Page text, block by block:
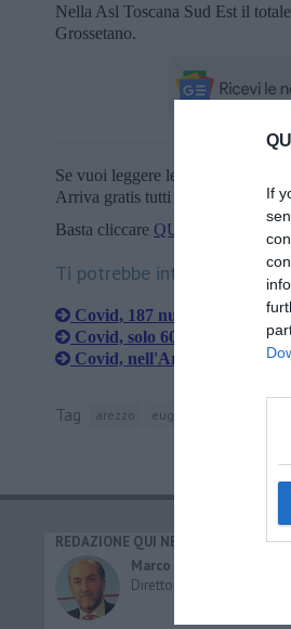
If
Nella Asl Toscana Sud Est il
Grossetano.
Se vuoi leggere le notizie
Arriva gratis tutti i giorni alle
Basta cliccare QUI
Ti potrebbe interessare
Covid, 187 nuovi casi in
Covid, solo 60 nuovi casi
Covid, nell'Aretino 183
Tag arezzo eugenio giani
REDAZIONE QUI NEWS
Marco Migli
Direttore Responsabile